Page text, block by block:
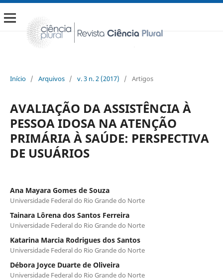
Início / Arquivos / v. 3 n. 2 (2017) / Artigos
AVALIAÇÃO DA ASSISTÊNCIA À
PESSOA IDOSA NA ATENÇÃO
PRIMÁRIA À SAÚDE: PERSPECTIVA
DE USUÁRIOS
Ana Mayara Gomes de Souza
Universidade Federal do Rio Grande do Norte
Tainara Lôrena dos Santos Ferreira
Universidade Federal do Rio Grande do Norte
Katarina Marcia Rodrigues dos Santos
Universidade Federal do Rio Grande do Norte
Débora Joyce Duarte de Oliveira
Universidade Federal do Rio Grande do Norte